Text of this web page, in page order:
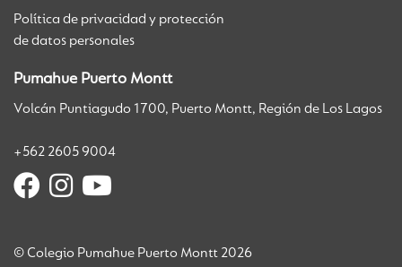
Política de privacidad y protección
de datos personales
Pumahue Puerto Montt
Volcán Puntiagudo 1700, Puerto Montt, Región de Los Lagos
+562 2605 9004
© Colegio Pumahue Puerto Montt 2026